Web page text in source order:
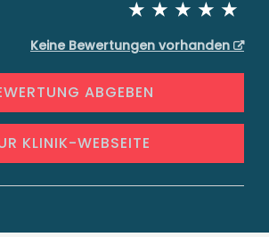
Keine Bewertungen vorhanden
ABGEBEN
KLINIK-WEBSEITE